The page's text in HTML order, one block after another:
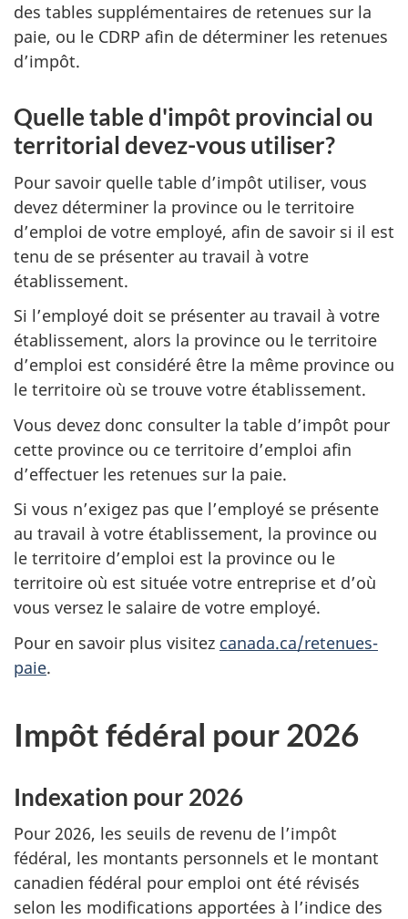
des tables supplémentaires de retenues sur la
paie, ou le CDRP afin de déterminer les retenues
d’impôt.
Quelle table d'impôt provincial ou
territorial devez-vous utiliser?
Pour savoir quelle table d’impôt utiliser, vous
devez déterminer la province ou le territoire
d’emploi de votre employé, afin de savoir si il est
tenu de se présenter au travail à votre
établissement.
Si l’employé doit se présenter au travail à votre
établissement, alors la province ou le territoire
d’emploi est considéré être la même province ou
le territoire où se trouve votre établissement.
Vous devez donc consulter la table d’impôt pour
cette province ou ce territoire d’emploi afin
d’effectuer les retenues sur la paie.
Si vous n’exigez pas que l’employé se présente
au travail à votre établissement, la province ou
le territoire d’emploi est la province ou le
territoire où est située votre entreprise et d’où
vous versez le salaire de votre employé.
Pour en savoir plus visitez canada.ca/retenues-
paie.
Impôt fédéral pour 2026
Indexation pour 2026
Pour 2026, les seuils de revenu de l’impôt
fédéral, les montants personnels et le montant
canadien fédéral pour emploi ont été révisés
selon les modifications apportées à l’indice des